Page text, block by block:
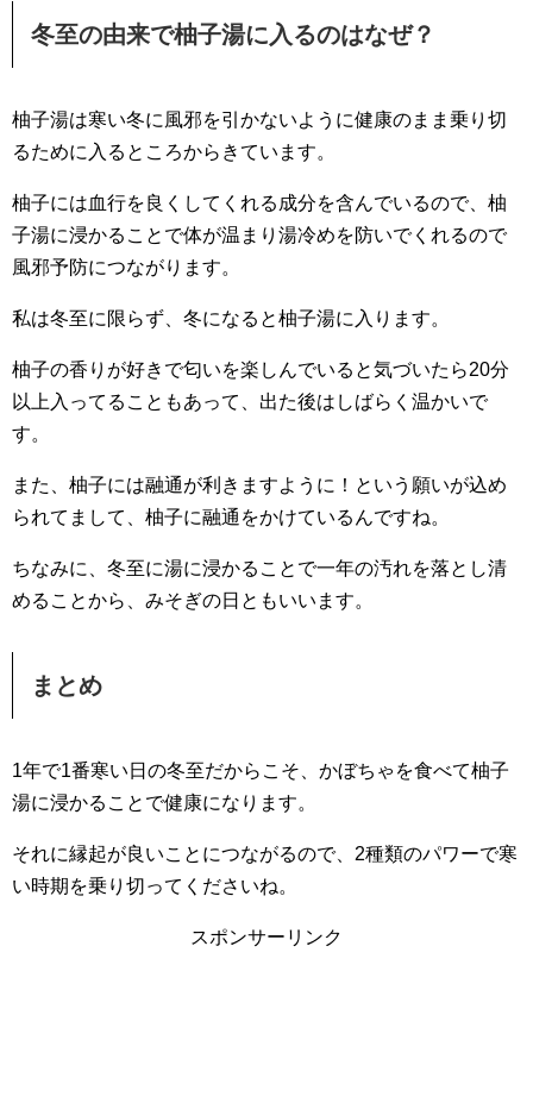
冬至の由来で柚子湯に入るのはなぜ？
柚子湯は寒い冬に風邪を引かないように健康のまま乗り切
るために入るところからきています。
柚子には血行を良くしてくれる成分を含んでいるので、柚
子湯に浸かることで体が温まり湯冷めを防いでくれるので
風邪予防につながります。
私は冬至に限らず、冬になると柚子湯に入ります。
柚子の香りが好きで匂いを楽しんでいると気づいたら20分
以上入ってることもあって、出た後はしばらく温かいで
す。
また、柚子には融通が利きますように！という願いが込め
られてまして、柚子に融通をかけているんですね。
ちなみに、冬至に湯に浸かることで一年の汚れを落とし清
めることから、みそぎの日ともいいます。
まとめ
1年で1番寒い日の冬至だからこそ、かぼちゃを食べて柚子
湯に浸かることで健康になります。
それに縁起が良いことにつながるので、2種類のパワーで寒
い時期を乗り切ってくださいね。
スポンサーリンク